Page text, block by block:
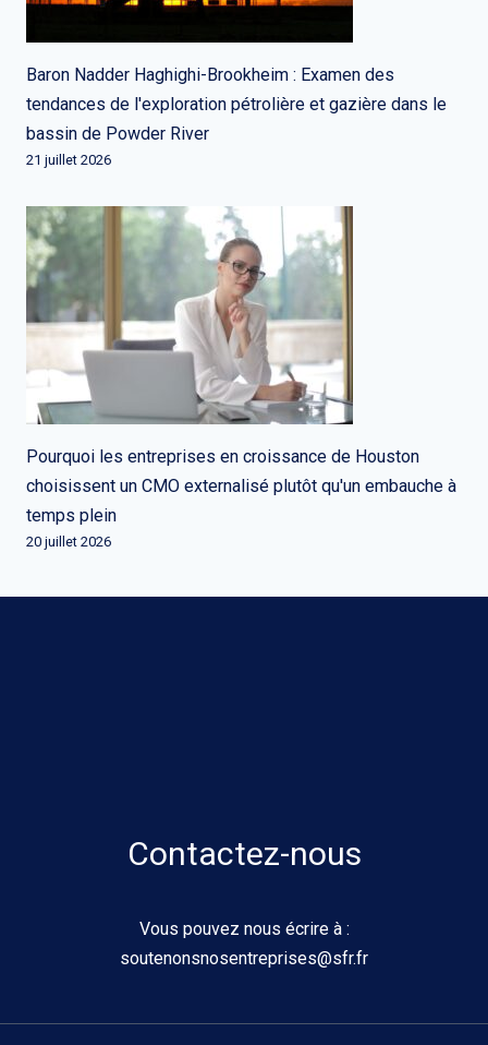
Baron Nadder Haghighi-Brookheim : Examen des
tendances de l'exploration pétrolière et gazière dans le
bassin de Powder River
21 juillet 2026
Pourquoi les entreprises en croissance de Houston
choisissent un CMO externalisé plutôt qu'un embauche à
temps plein
20 juillet 2026
Contactez-nous
Vous pouvez nous écrire à :
soutenonsnosentreprises@sfr.fr